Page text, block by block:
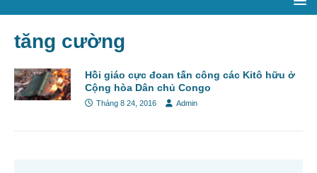
tăng cường
Hồi giáo cực đoan tấn công các Kitô hữu ở
Cộng hòa Dân chủ Congo
Tháng 8 24, 2016 Admin